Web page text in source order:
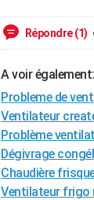
Répondre (1)
A voir également:
Probleme de
Ventilateur
Problème
Dégivrage
Chaudière
Ventilateur frigo